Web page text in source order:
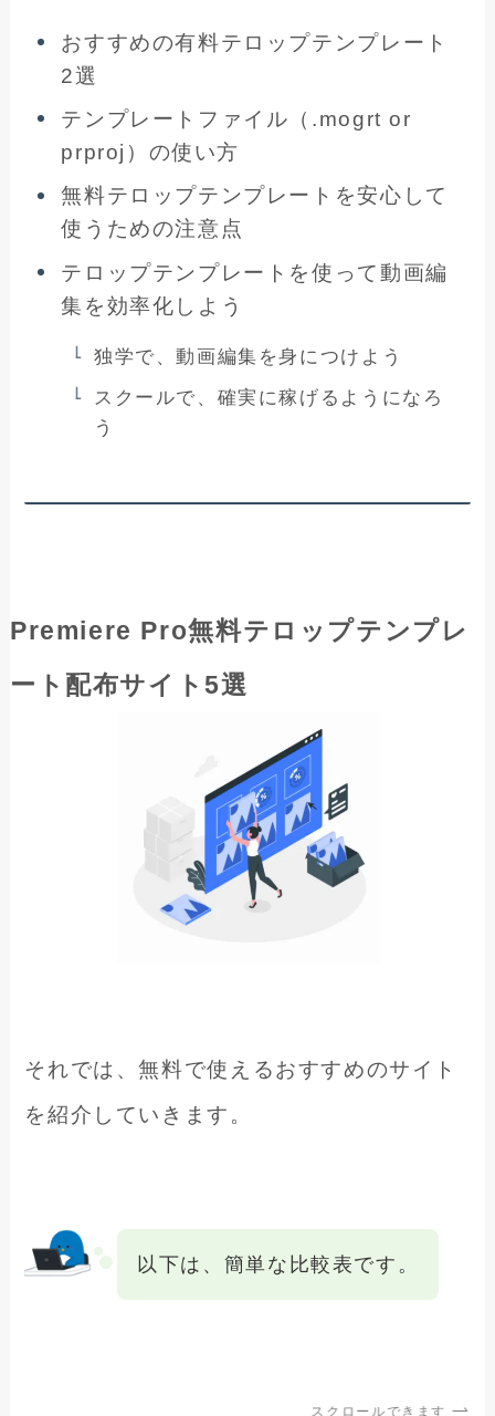
おすすめの有料テロップテンプレート
2選
テンプレートファイル（.mogrt or
prproj）の使い方
無料テロップテンプレートを安心して
使うための注意点
テロップテンプレートを使って動画編
集を効率化しよう
独学で、動画編集を身につけよう
スクールで、確実に稼げるようになろ
う
Premiere Pro無料テロップテンプレ
ート配布サイト5選
それでは、無料で使えるおすすめのサイト
を紹介していきます。
以下は、簡単な比較表です。
スクロールできます